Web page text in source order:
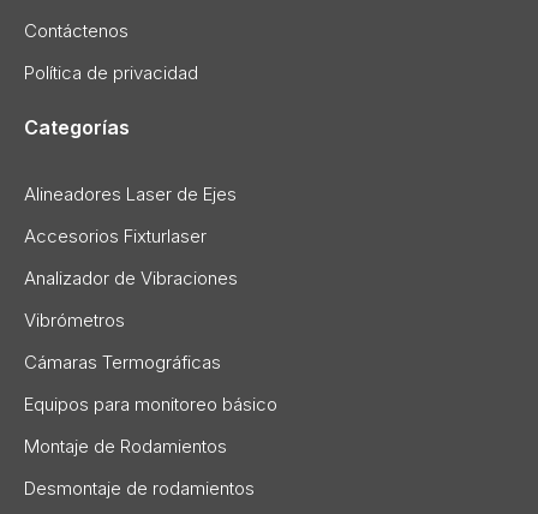
Contáctenos
Política de privacidad
Categorías
Alineadores Laser de Ejes
Accesorios Fixturlaser
Analizador de Vibraciones
Vibrómetros
Cámaras Termográficas
Equipos para monitoreo básico
Montaje de Rodamientos
Desmontaje de rodamientos